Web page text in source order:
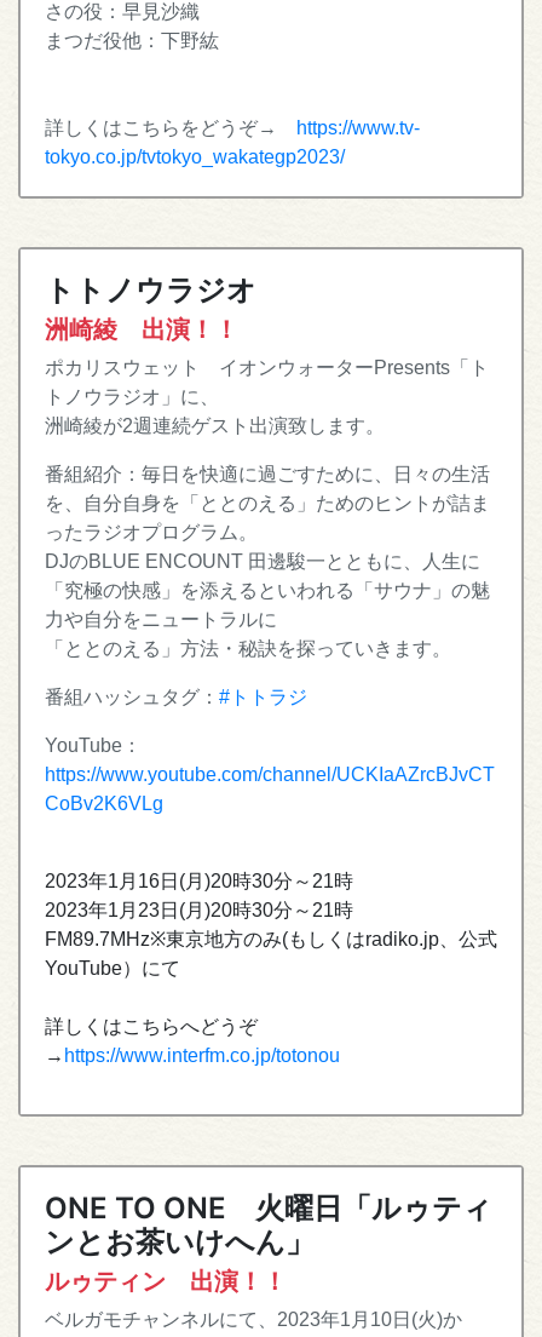
さの役：早見沙織
まつだ役他：下野紘
詳しくはこちらをどうぞ→
https://www.tv-
tokyo.co.jp/tvtokyo_wakategp2023/
トトノウラジオ
洲崎綾 出演！！
ポカリスウェット イオンウォーターPresents「ト
トノウラジオ」に、
洲崎綾が2週連続ゲスト出演致します。
番組紹介：毎日を快適に過ごすために、日々の生活
を、自分自身を「ととのえる」ためのヒントが詰ま
ったラジオプログラム。
DJのBLUE ENCOUNT 田邊駿一とともに、人生に
「究極の快感」を添えるといわれる「サウナ」の魅
力や自分をニュートラルに
「ととのえる」方法・秘訣を探っていきます。
番組ハッシュタグ： #トトラジ
YouTube：
https://www.youtube.com/channel/UCKIaAZrcBJvCT
CoBv2K6VLg
2023年1月16日(月)20時30分～21時
2023年1月23日(月)20時30分～21時
FM89.7MHz※東京地方のみ(もしくはradiko.jp、公式
YouTube）にて
詳しくはこちらへどうぞ
→ https://www.interfm.co.jp/totonou
ONE TO ONE 火曜日「ルゥティ
ンとお茶いけへん」
ルゥティン 出演！！
ベルガモチャンネルにて、2023年1月10日(火)か